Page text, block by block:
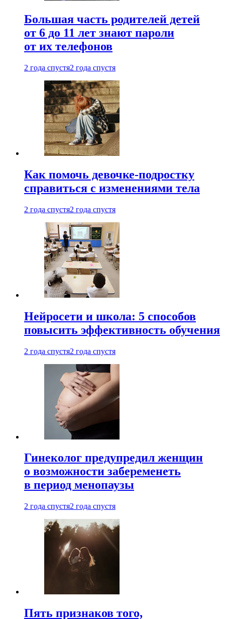
Большая часть родителей детей
от 6 до 11 лет знают пароли
от их телефонов
2 года спустя2 года спустя
Как помочь девочке-подростку
справиться с изменениями тела
2 года спустя2 года спустя
Нейросети и школа: 5 способов
повысить эффективность обучения
2 года спустя2 года спустя
Гинеколог предупредил женщин
о возможности забеременеть
в период менопаузы
2 года спустя2 года спустя
Пять признаков того,